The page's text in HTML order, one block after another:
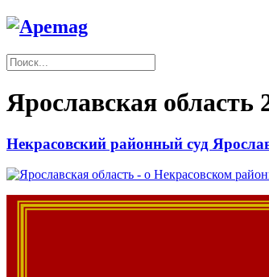
Ярославская область
Некрасовский районный суд